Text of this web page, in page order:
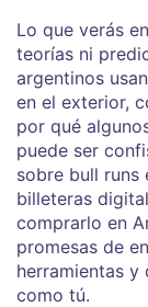
Lo que verás
teorías ni
argentinos
en el exterior,
por qué
puede ser
sobre bull runs
billeteras
comprarlo en
promesas de
herramientas y
como tú.